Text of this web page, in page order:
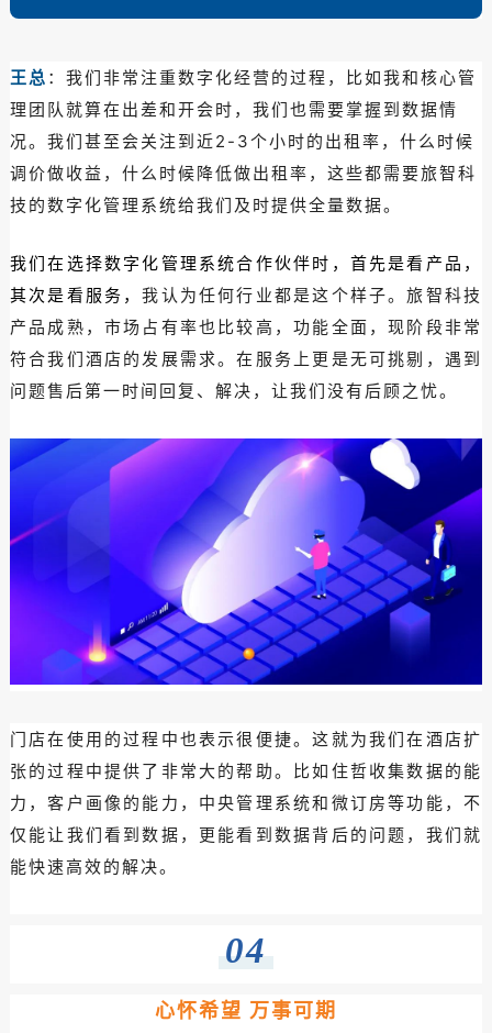
王总 ：我们非常注重数字化经营的过程，比如我和核心管
理团队就算在出差和开会时，我们也需要掌握到数据情
况。我们甚至会关注到近2-3个小时的出租率，什么时候
调价做收益，什么时候降低做出租率，这些都需要旅智科
技的数字化管理系统给我们及时提供全量数据。
我们在选择数字化管理系统合作伙伴时，首先是看产品，
其次是看服务，我认为任何行业都是这个样子。旅智科技
产品成熟，市场占有率也比较高，功能全面，现阶段非常
符合我们酒店的发展需求。在服务上更是无可挑剔，遇到
问题售后第一时间回复、解决，让我们没有后顾之忧。
门店在使用的过程中也表示很便捷。这就为我们在酒店扩
张的过程中提供了非常大的帮助。比如住哲收集数据的能
力，客户画像的能力，中央管理系统和微订房等功能，不
仅能让我们看到数据，更能看到数据背后的问题，我们就
能快速高效的解决。
04
心怀希望 万事可期